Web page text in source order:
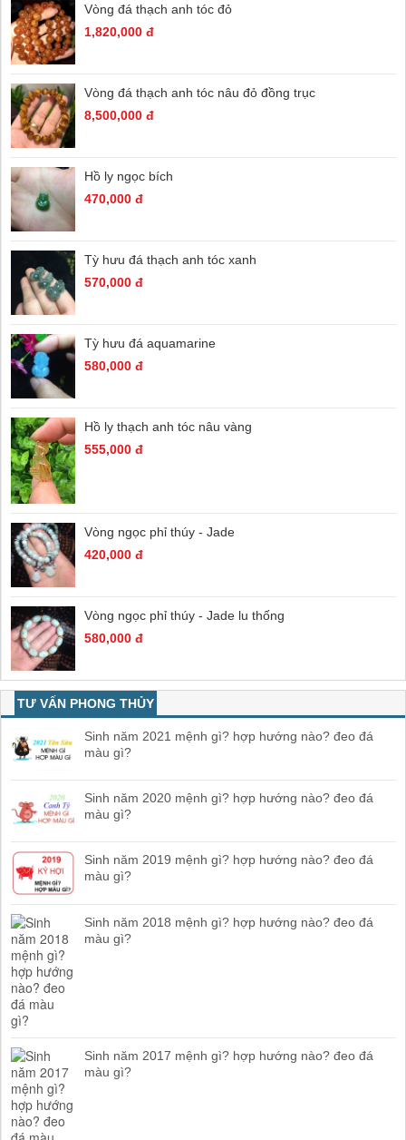
Vòng đá thạch anh tóc đỏ
1,820,000 đ
Vòng đá thạch anh tóc nâu đỏ đồng trục
8,500,000 đ
Hồ ly ngọc bích
470,000 đ
Tỳ hưu đá thạch anh tóc xanh
570,000 đ
Tỳ hưu đá aquamarine
580,000 đ
Hồ ly thạch anh tóc nâu vàng
555,000 đ
Vòng ngọc phỉ thúy - Jade
420,000 đ
Vòng ngọc phỉ thúy - Jade lu thống
580,000 đ
TƯ VẤN PHONG THỦY
Sinh năm 2021 mệnh gì? hợp hướng nào? đeo đá
màu gì?
Sinh năm 2020 mệnh gì? hợp hướng nào? đeo đá
màu gì?
Sinh năm 2019 mệnh gì? hợp hướng nào? đeo đá
màu gì?
Sinh năm 2018 mệnh gì? hợp hướng nào? đeo đá
màu gì?
Sinh năm 2017 mệnh gì? hợp hướng nào? đeo đá
màu gì?